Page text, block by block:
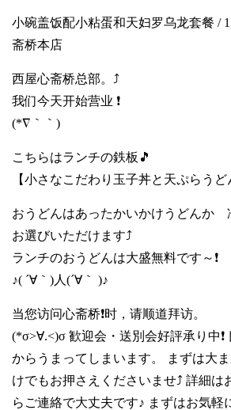
小碗盖饭配小粘蛋和天妇罗乌龙套餐 /
斋桥本店
西屋心斋桥总部。⤴️
我们今天开始营业 ❗
(*∇｀｀)
こちらはランチの鉄板🎵
【小さなこだわり玉子丼と天ぷらうど
おうどんはあったかいかけうどんか
お選びいただけます⤴️
ランチのおうどんは大盛無料です～❗
♪( ´∀｀)人(´∀｀ )♪
当您访问心斋桥❗时，请顺道拜访。
(*σ>∀.<)σ 歓迎会・送別会好評承り中❗
からうまってしまいます。 まずは大
けでもお押さえくださいませ⤴️ 詳細は
らご連絡で大丈夫です♪ まずはお気